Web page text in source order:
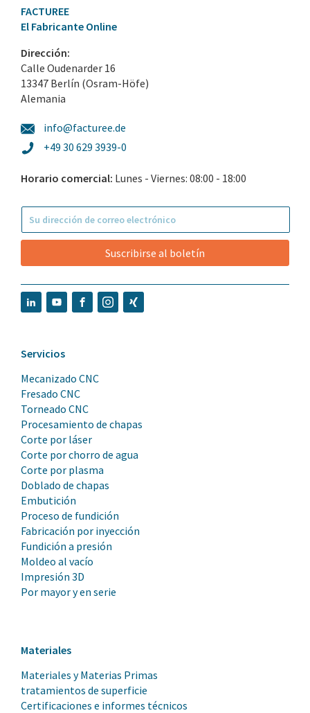
FACTUREE
El Fabricante Online
Dirección:
Calle Oudenarder 16
13347 Berlín (Osram-Höfe)
Alemania
info@facturee.de
+49 30 629 3939-0
Horario comercial: Lunes - Viernes: 08:00 - 18:00
Suscribirse al boletín
Servicios
Mecanizado CNC
Fresado CNC
Torneado CNC
Procesamiento de chapas
Corte por láser
Corte por chorro de agua
Corte por plasma
Doblado de chapas
Embutición
Proceso de fundición
Fabricación por inyección
Fundición a presión
Moldeo al vacío
Impresión 3D
Por mayor y en serie
Materiales
Materiales y Materias Primas
tratamientos de superficie
Certificaciones e informes técnicos